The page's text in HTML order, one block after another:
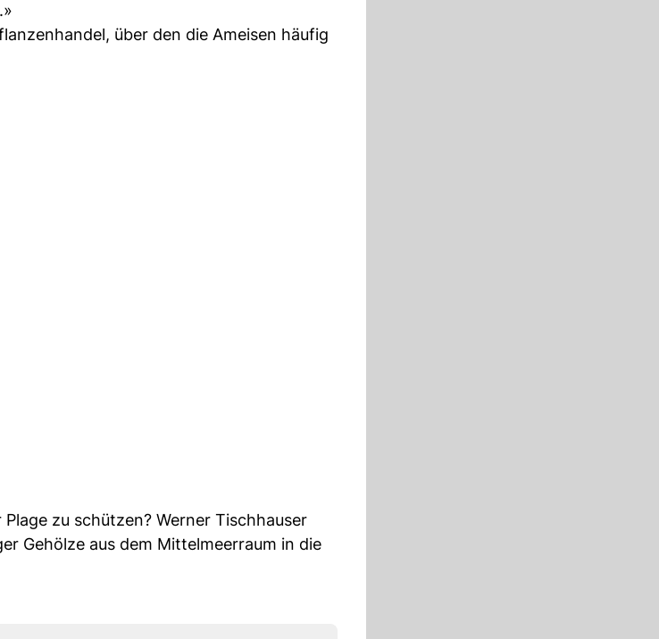
über den die Ameisen häufig
zu schützen? Werner Tischhauser
Gehölze aus dem Mittelmeerraum in die